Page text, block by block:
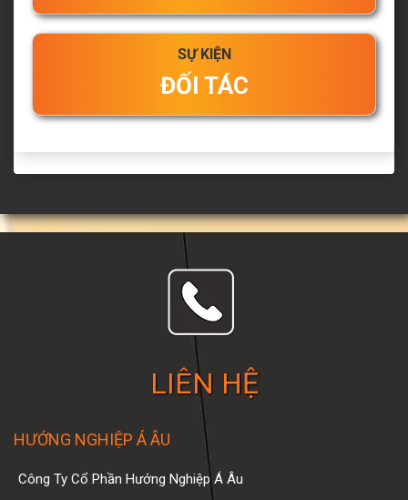
SỰ KIỆN
ĐỐI TÁC
LIÊN HỆ
HƯỚNG NGHIỆP Á ÂU
Công Ty Cổ Phần Hướng Nghiệp Á Âu